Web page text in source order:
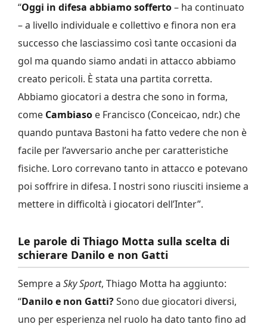
“Oggi in difesa abbiamo sofferto– ha continuato
– a livello individuale e collettivo e finora non era
successo che lasciassimo così tante occasioni da
gol ma quando siamo andati in attacco abbiamo
creato pericoli. È stata una partita corretta.
Abbiamo giocatori a destra che sono in forma,
come Cambiaso e Francisco (Conceicao, ndr.) che
quando puntava Bastoni ha fatto vedere che non è
facile per l’avversario anche per caratteristiche
fisiche. Loro correvano tanto in attacco e potevano
poi soffrire in difesa. I nostri sono riusciti insieme a
mettere in difficoltà i giocatori dell’Inter”.
Le parole di Thiago Motta sulla scelta di
schierare Danilo e non Gatti
Sempre a Sky Sport, Thiago Motta ha aggiunto:
“Danilo e non Gatti?Sono due giocatori diversi,
uno per esperienza nel ruolo ha dato tanto fino ad